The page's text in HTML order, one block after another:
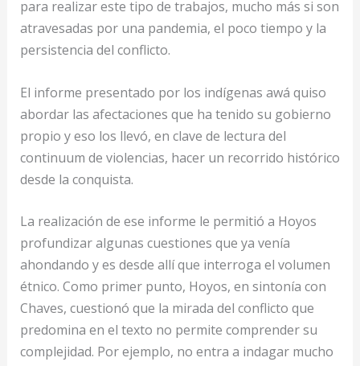
para realizar este tipo de trabajos, mucho más si son
atravesadas por una pandemia, el poco tiempo y la
persistencia del conflicto.
El informe presentado por los indígenas awá quiso
abordar las afectaciones que ha tenido su gobierno
propio y eso los llevó, en clave de lectura del
continuum de violencias, hacer un recorrido histórico
desde la conquista.
La realización de ese informe le permitió a Hoyos
profundizar algunas cuestiones que ya venía
ahondando y es desde allí que interroga el volumen
étnico. Como primer punto, Hoyos, en sintonía con
Chaves, cuestionó que la mirada del conflicto que
predomina en el texto no permite comprender su
complejidad. Por ejemplo, no entra a indagar mucho